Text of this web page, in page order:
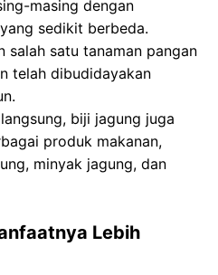
masing dengan
sedikit berbeda.
salah satu tanaman pangan
telah dibudidayakan
biji jagung juga
produk makanan,
minyak jagung, dan
Lebih